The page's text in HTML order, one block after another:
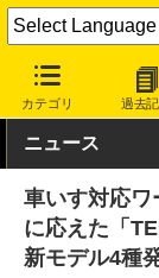
カテゴリ 過去
INTERNET Watch
ニュース
車いす対応ワ
に応えた「
新モデル4種